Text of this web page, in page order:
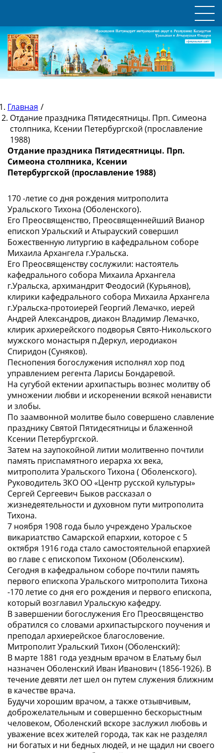
Главная /
Отдание праздника Пятидесятницы. Прп. Симеона
столпника, Ксении Петербургской (прославление
1988)
Отдание праздника Пятидесятницы. Прп.
Симеона столпника, Ксении
Петербургской (прославление 1988)
170 -летие со дня рождения митрополита
Уральского Тихона (Оболенского).
Его Преосвященство, Преосвященнейший Вианор
епископ Уральский и Атырауский совершил
Божественную литургию в кафедральном соборе
Михаила Архангела г.Уральска.
Его Преосвященству сослужили: настоятель
кафедрального собора Михаила Архангела
г.Уральска, архимандрит Феодосий (Курьянов),
клирики кафедрального собора Михаила Архангела
г.Уральска-протоиерей Георгий Лемачко, иерей
Андрей Александров, диакон Владимир Лемачко,
клирик архиерейского подворья Свято-Никольского
мужского монастыря п.Деркул, иеродиакон
Спиридон (Суняков).
Песнопения богослужения исполнял хор под
управлением регента Ларисы Бондаревой.
На сугубой ектении архипастырь вознес молитву об
умножении любви и искоренении всякой ненависти
и злобы.
По заамвонной молитве было совершено славление
празднику Святой Пятидесятницы и блаженной
Ксении Петербургской.
Затем на заупокойной литии молитвенно почтили
память приспамятного иерарха xx века,
митрополита Уральского Тихона ( Оболенского).
Руководитель ЗКО ОО «Центр русской культуры»
Сергей Сергеевич Быков рассказал о
жизнедеятельности и духовном пути митрополита
Тихона.
7 ноября 1908 года было учреждено Уральское
викариатство Самарской епархии, которое с 5
октября 1916 года стало самостоятельной епархией
во главе с епископом Тихоном (Оболенским).
Сегодня в кафедральном соборе почтили память
первого епископа Уральского митрополита Тихона
-170 летие со дня его рождения и первого епископа,
который возглавил Уральскую кафедру.
В завершении богослужения Его Преосвященство
обратился со словами архипастырского поучения и
преподал архиерейское благословение.
Митрополит Уральский Тихон (Оболенский):
В марте 1881 года уездным врачом в Елатьму был
назначен Оболенский Иван Иванович (1856-1926). В
течение девяти лет шел он путем служения ближним
в качестве врача.
Будучи хорошим врачом, а также отзывчивым,
доброжелательным и совершенно бескорыстным
человеком, Оболенский вскоре заслужил любовь и
уважение всех жителей города, так как не разделял
ни богатых и ни бедных людей, и не щадил ни своего